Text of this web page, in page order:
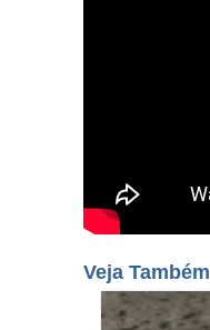
Veja Também